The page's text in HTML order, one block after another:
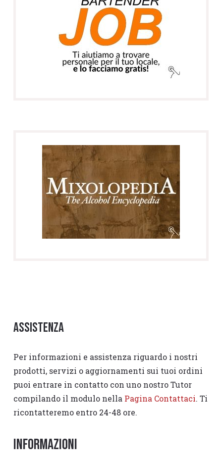
Assistenza
Per informazioni e assistenza riguardo i nostri
prodotti, servizi o aggiornamenti sui tuoi ordini
puoi entrare in contatto con uno nostro Tutor
compilando il modulo nella Pagina Contattaci. Ti
ricontatteremo entro 24-48 ore.
Informazioni